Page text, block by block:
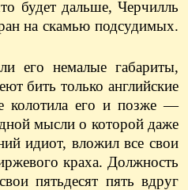
будет дальше, Черчилль
на скамью подсудимых.
его немалые габариты,
бить только английские
колотила его и позже —
мысли о которой даже
идиот, вложил все свои
краха. Должность
пятьдесят пять вдруг